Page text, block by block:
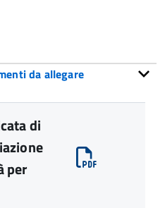
da allegare
di
per